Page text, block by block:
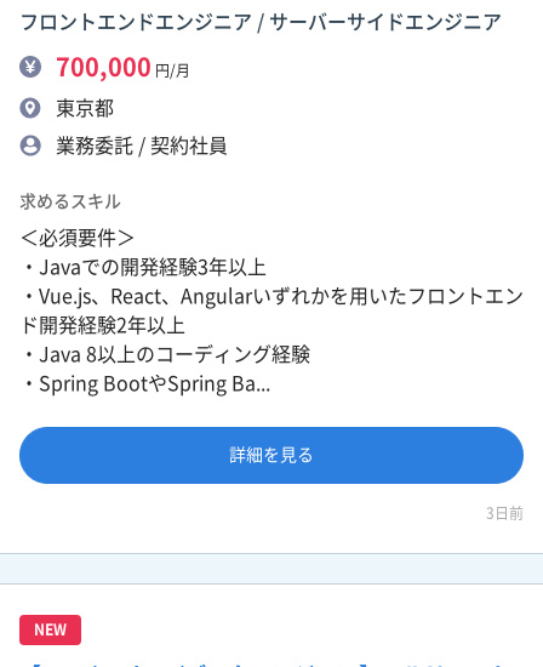
フロントエンドエンジニア / サーバーサイドエンジニア
700,000 円/月
東京都
業務委託 / 契約社員
求めるスキル
＜必須要件＞
・Javaでの開発経験3年以上
・Vue.js、React、Angularいずれかを用いたフロントエン
ド開発経験2年以上
・Java 8以上のコーディング経験
・Spring BootやSpring Ba...
詳細を見る
3日前
NEW